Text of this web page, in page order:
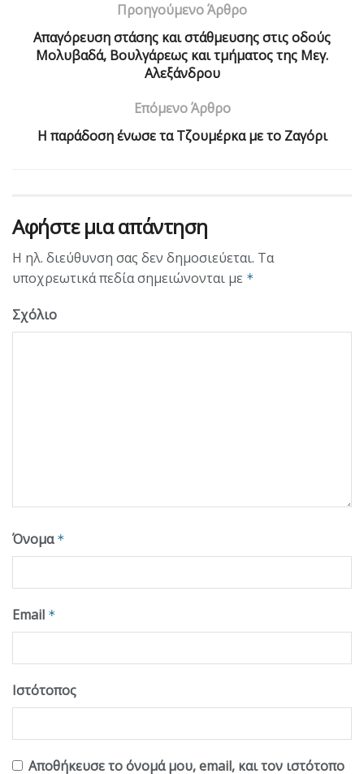
Προηγούμενο Άρθρο
Aπαγόρευση στάσης και στάθμευσης στις οδούς
Μολυβαδά, Βουλγάρεως και τμήματος της Μεγ.
Αλεξάνδρου
Επόμενο Άρθρο
Η παράδοση ένωσε τα Τζουμέρκα με το Ζαγόρι
Αφήστε μια απάντηση
Η ηλ. διεύθυνση σας δεν δημοσιεύεται. Τα
υποχρεωτικά πεδία σημειώνονται με *
Σχόλιο
Όνομα *
Email *
Ιστότοπος
Αποθήκευσε το όνομά μου, email, και τον ιστότοπο